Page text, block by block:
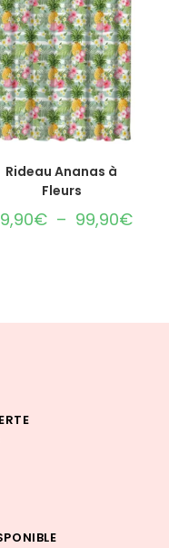
CHOIX DES OPTIONS
Rideau Ananas à
Fleurs
€ – 99,90€